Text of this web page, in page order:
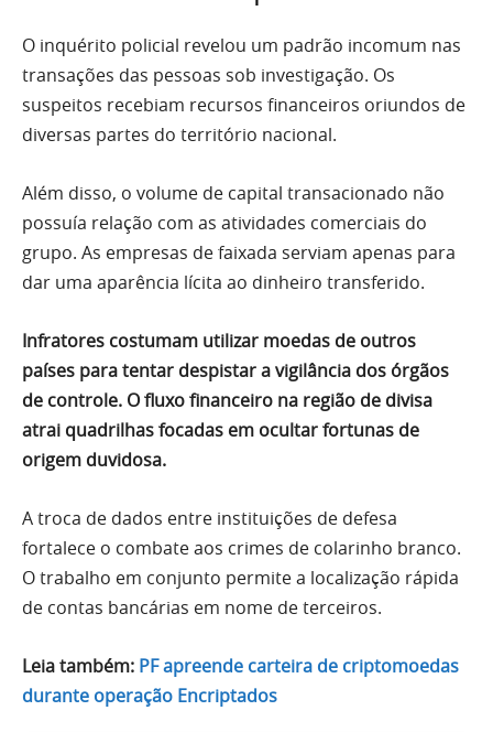
O inquérito policial revelou um padrão incomum nas
transações das pessoas sob investigação. Os
suspeitos recebiam recursos financeiros oriundos de
diversas partes do território nacional.
Além disso, o volume de capital transacionado não
possuía relação com as atividades comerciais do
grupo. As empresas de faixada serviam apenas para
dar uma aparência lícita ao dinheiro transferido.
Infratores costumam utilizar moedas de outros
países para tentar despistar a vigilância dos órgãos
de controle. O fluxo financeiro na região de divisa
atrai quadrilhas focadas em ocultar fortunas de
origem duvidosa.
A troca de dados entre instituições de defesa
fortalece o combate aos crimes de colarinho branco.
O trabalho em conjunto permite a localização rápida
de contas bancárias em nome de terceiros.
Leia também: PF apreende carteira de criptomoedas
durante operação Encriptados